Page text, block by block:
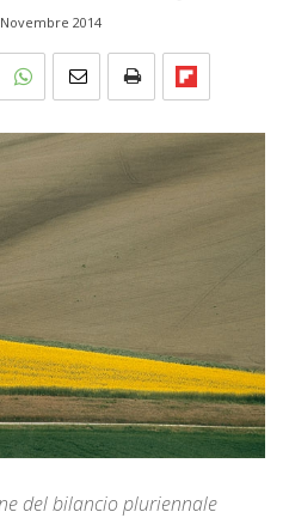
2014
del bilancio pluriennale